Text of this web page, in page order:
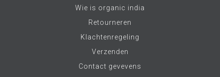
Wie is organic india
Retourneren
Klachtenregeling
Verzenden
Contact gevevens